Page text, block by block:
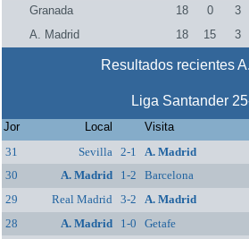
Granada
18 0 3
A. Madrid
18 15 3
Resultados recientes
Liga Santander
Jor Local Visita
31
Sevilla 2-1 A. Madrid
30
A. Madrid 1-2 Barcelona
29
Real Madrid 3-2 A. Madrid
28
A. Madrid 1-0 Getafe